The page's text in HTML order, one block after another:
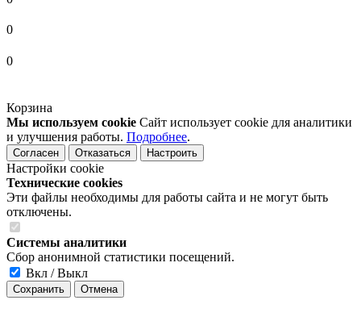
0
0
Корзина
Мы используем cookie Сайт использует cookie для аналитики
и улучшения работы. Подробнее.
Согласен Отказаться Настроить
Настройки cookie
Технические cookies
Эти файлы необходимы для работы сайта и не могут быть
отключены.
Системы аналитики
Сбор анонимной статистики посещений.
Вкл / Выкл
Сохранить Отмена